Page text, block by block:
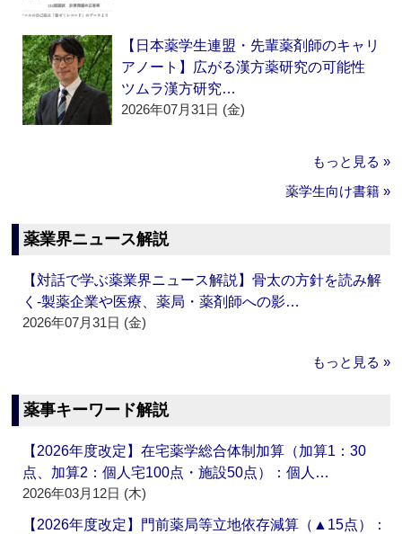
【日本薬学生連盟・先輩薬剤師のキャリ
アノート】広がる漢方薬研究の可能性
ツムラ漢方研究…
2026年07月31日 (金)
もっと見る »
薬学生向け書籍 »
薬業界ニュース解説
【対話で学ぶ薬業界ニュース解説】骨太の方針を読み解
く‐製薬企業や医療、薬局・薬剤師への影…
2026年07月31日 (金)
もっと見る »
薬事キーワード解説
【2026年度改定】在宅薬学総合体制加算（加算1：30
点、加算2：個人宅100点・施設50点）：個人…
2026年03月12日 (木)
【2026年度改定】門前薬局等立地依存減算（▲15点）：